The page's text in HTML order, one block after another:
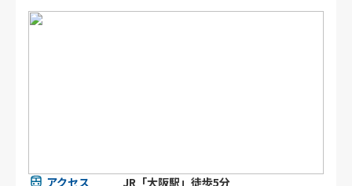
アクセス JR「大阪駅」徒歩5分